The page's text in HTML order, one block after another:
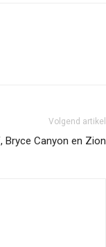
Volgend artikel
Bryce Canyon en Zion